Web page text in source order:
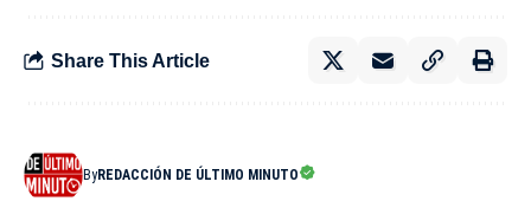
Share This Article
ByREDACCIÓN DE ÚLTIMO MINUTO